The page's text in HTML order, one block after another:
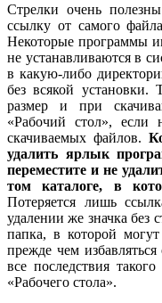
Стрелки очень
ссылку от самого
Некоторые программы
не устанавливаются в
в какую-либо
без всякой
размер и при
«Рабочий стол», если
скачиваемых файлов.
удалить ярлык
переместите и не
том каталоге, в
Потеряется лишь
удалении же значка без
папка, в которой
прежде чем
все последствия
«Рабочего стола».